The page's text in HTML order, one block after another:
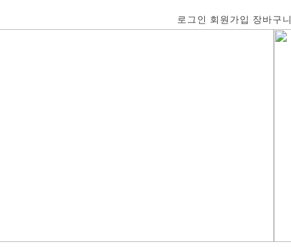
로그인 회원가입 장바구니